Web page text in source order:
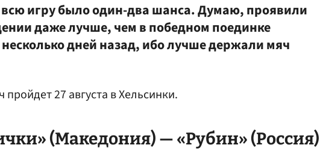
игру было один-два шанса. Думаю, проявили
даже лучше, чем в победном поединке
дней назад, ибо лучше держали мяч
27 августа в Хельсинки.
(Македония) — «Рубин»(Россия)